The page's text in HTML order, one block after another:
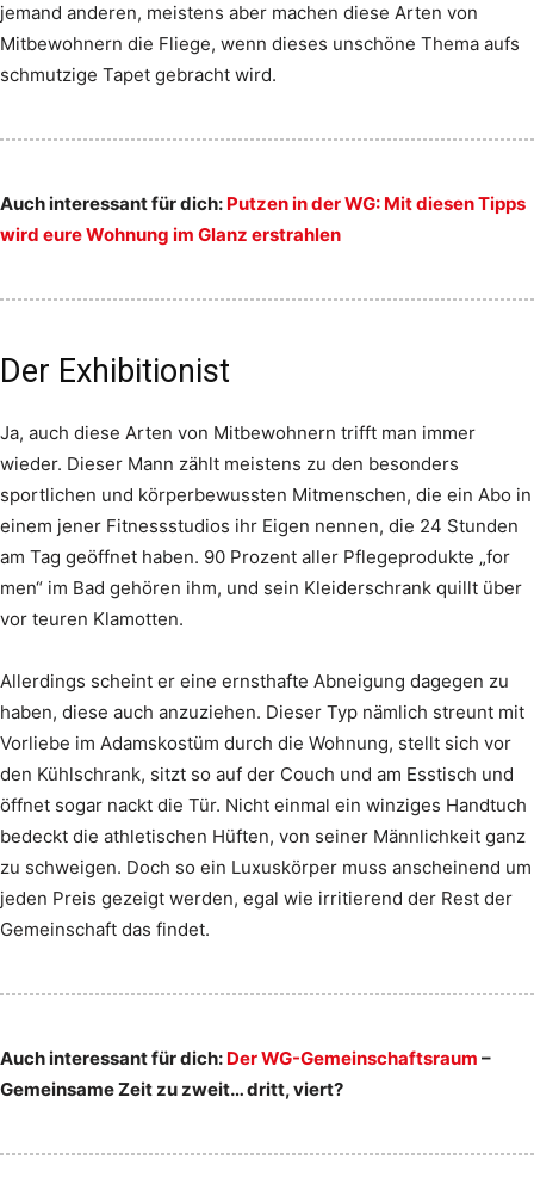
jemand anderen, meistens aber machen diese Arten von
Mitbewohnern die Fliege, wenn dieses unschöne Thema aufs
schmutzige Tapet gebracht wird.
Auch interessant für dich: Putzen in der WG: Mit diesen Tipps
wird eure Wohnung im Glanz erstrahlen
Der Exhibitionist
Ja, auch diese Arten von Mitbewohnern trifft man immer
wieder. Dieser Mann zählt meistens zu den besonders
sportlichen und körperbewussten Mitmenschen, die ein Abo in
einem jener Fitnessstudios ihr Eigen nennen, die 24 Stunden
am Tag geöffnet haben. 90 Prozent aller Pflegeprodukte „for
men“ im Bad gehören ihm, und sein Kleiderschrank quillt über
vor teuren Klamotten.
Allerdings scheint er eine ernsthafte Abneigung dagegen zu
haben, diese auch anzuziehen. Dieser Typ nämlich streunt mit
Vorliebe im Adamskostüm durch die Wohnung, stellt sich vor
den Kühlschrank, sitzt so auf der Couch und am Esstisch und
öffnet sogar nackt die Tür. Nicht einmal ein winziges Handtuch
bedeckt die athletischen Hüften, von seiner Männlichkeit ganz
zu schweigen. Doch so ein Luxuskörper muss anscheinend um
jeden Preis gezeigt werden, egal wie irritierend der Rest der
Gemeinschaft das findet.
Auch interessant für dich: Der WG-Gemeinschaftsraum –
Gemeinsame Zeit zu zweit… dritt, viert?